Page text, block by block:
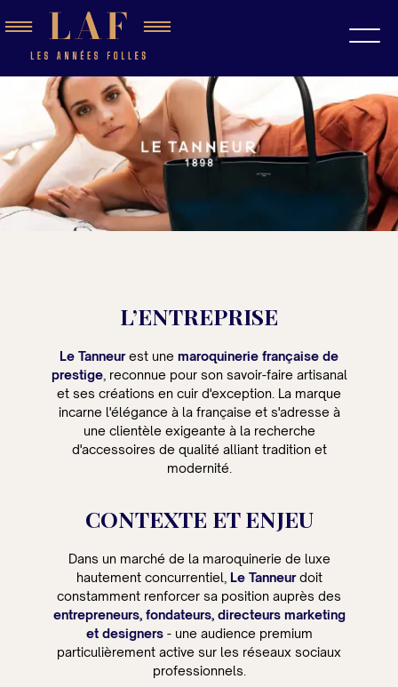
L’ENTREPRISE
Le Tanneurest une maroquinerie française de
prestige, reconnue pour son savoir-faire artisanal
et ses créations en cuir d'exception. La marque
incarne l'élégance à la française et s'adresse à
une clientèle exigeante à la recherche
d'accessoires de qualité alliant tradition et
modernité.
CONTEXTE ET ENJEU
Dans un marché de la maroquinerie de luxe
hautement concurrentiel, Le Tanneurdoit
constamment renforcer sa position auprès des
entrepreneurs, fondateurs, directeurs marketing
et designers- une audience premium
particulièrement active sur les réseaux sociaux
professionnels.